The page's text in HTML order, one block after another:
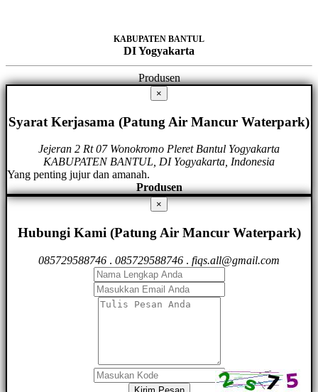
KABUPATEN BANTUL
DI Yogyakarta
Produsen
×
Syarat Kerjasama (Patung Air Mancur Waterpark)
Jejeran 2 Rt 07 Wonokromo Pleret Bantul Yogyakarta
KABUPATEN BANTUL, DI Yogyakarta, Indonesia
Yang penting jujur dan amanah.
Produsen
×
Hubungi Kami (Patung Air Mancur Waterpark)
085729588746 . 085729588746 . fiqs.all@gmail.com